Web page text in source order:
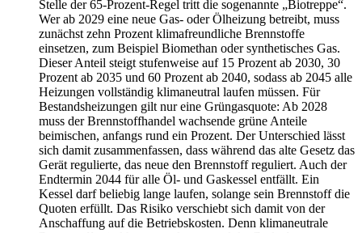
Stelle der 65-Prozent-Regel tritt die sogenannte „Biotreppe“.
Wer ab 2029 eine neue Gas- oder Ölheizung betreibt, muss
zunächst zehn Prozent klimafreundliche Brennstoffe
einsetzen, zum Beispiel Biomethan oder synthetisches Gas.
Dieser Anteil steigt stufenweise auf 15 Prozent ab 2030, 30
Prozent ab 2035 und 60 Prozent ab 2040, sodass ab 2045 alle
Heizungen vollständig klimaneutral laufen müssen. Für
Bestandsheizungen gilt nur eine Grüngasquote: Ab 2028
muss der Brennstoffhandel wachsende grüne Anteile
beimischen, anfangs rund ein Prozent. Der Unterschied lässt
sich damit zusammenfassen, dass während das alte Gesetz das
Gerät regulierte, das neue den Brennstoff reguliert. Auch der
Endtermin 2044 für alle Öl- und Gaskessel entfällt. Ein
Kessel darf beliebig lange laufen, solange sein Brennstoff die
Quoten erfüllt. Das Risiko verschiebt sich damit von der
Anschaffung auf die Betriebskosten. Denn klimaneutrale